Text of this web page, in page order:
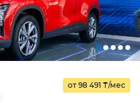
от 98 491 ₸/мес